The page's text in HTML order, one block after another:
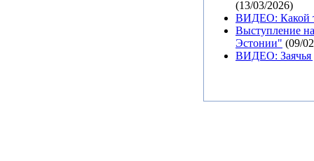
(13/03/2026)
ВИДЕО: Какой
Выступление
Эстонии" (09/
ВИДЕО: Заячья